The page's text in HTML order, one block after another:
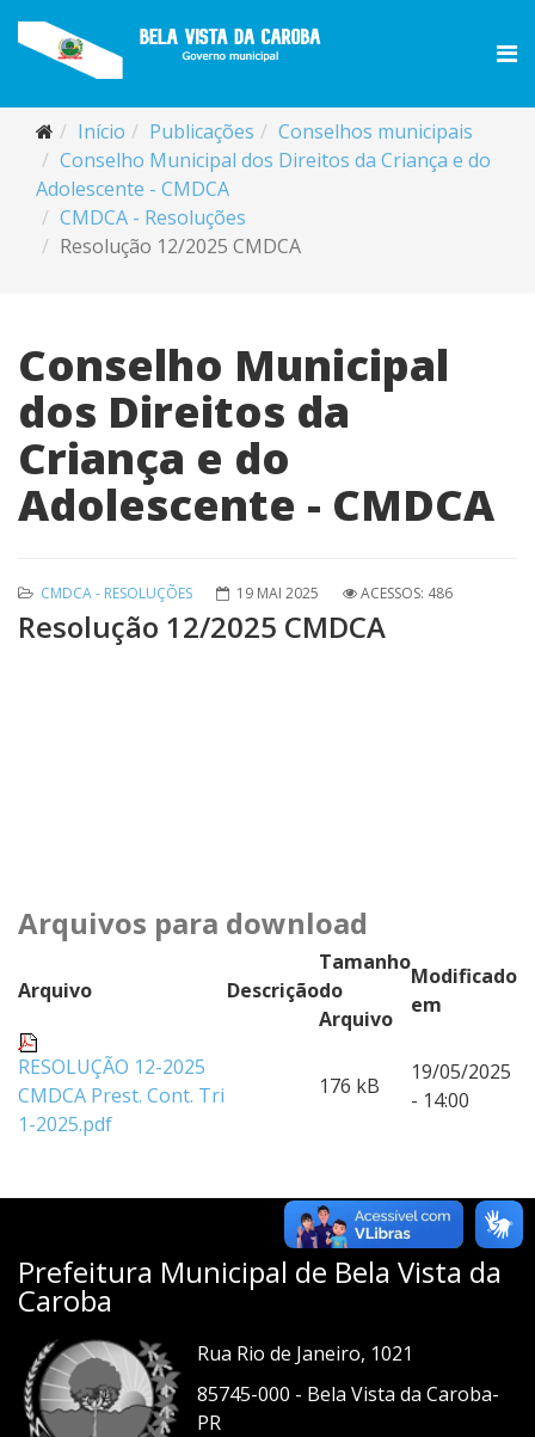
Início Publicações
Conselhos municipais
Conselho Municipal dos Direitos da Criança e do
Adolescente - CMDCA
CMDCA - Resoluções
Resolução 12/2025 CMDCA
Conselho Municipal
dos Direitos da
Criança e do
Adolescente - CMDCA
CMDCA - RESOLUÇÕES 19 MAI 2025 ACESSOS: 486
Resolução 12/2025 CMDCA
Arquivos para download
Arquivo Descrição
Tamanho
do
Arquivo
Modificado
em
RESOLUÇÃO 12-2025
CMDCA Prest. Cont. Tri
1-2025.pdf
176 kB
19/05/2025
- 14:00
Prefeitura Municipal de Bela Vista da
Caroba
Rua Rio de Janeiro, 1021
85745-000 - Bela Vista da Caroba-
PR